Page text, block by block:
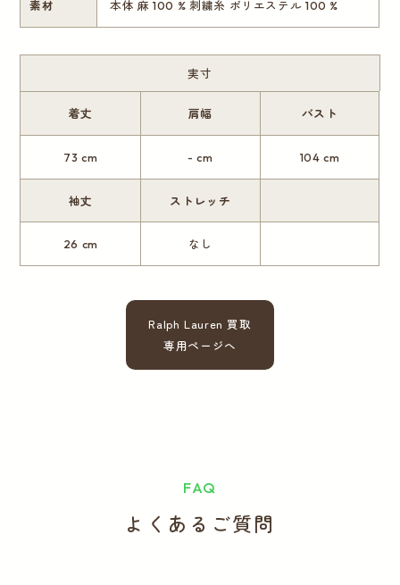
素材 本体 麻 100 % 刺繍糸 ポリエステル 100 %
実寸
着丈
73 cm
肩幅
- cm
バスト
104 cm
袖丈
26 cm
ストレッチ
なし
Ralph Lauren 買取
専用ページへ
FAQ
よくあるご質問